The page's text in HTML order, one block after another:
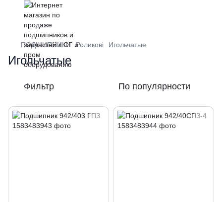
ПОДШИПНИКИ Роликові Игольчатые
Игольчатые
Фильтр По популярности